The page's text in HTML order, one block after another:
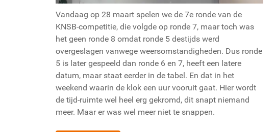
Vandaag op 28 maart spelen we de 7e ronde van de
KNSB-competitie, die volgde op ronde 7, maar toch was
het geen ronde 8 omdat ronde 5 destijds werd
overgeslagen vanwege weersomstandigheden. Dus ronde
5 is later gespeeld dan ronde 6 en 7, heeft een latere
datum, maar staat eerder in de tabel. En dat in het
weekend waarin de klok een uur vooruit gaat. Hier wordt
de tijd-ruimte wel heel erg gekromd, dit snapt niemand
meer. Maar er was wel meer niet te snappen.